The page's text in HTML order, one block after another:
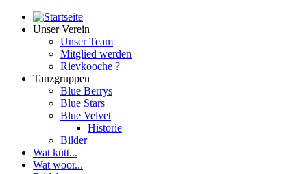
Unser Verein
Unser Team
Mitglied werden
Rievkooche ?
Tanzgruppen
Blue Berrys
Blue Stars
Blue Velvet
Historie
Bilder
Wat kütt...
Wat woor...